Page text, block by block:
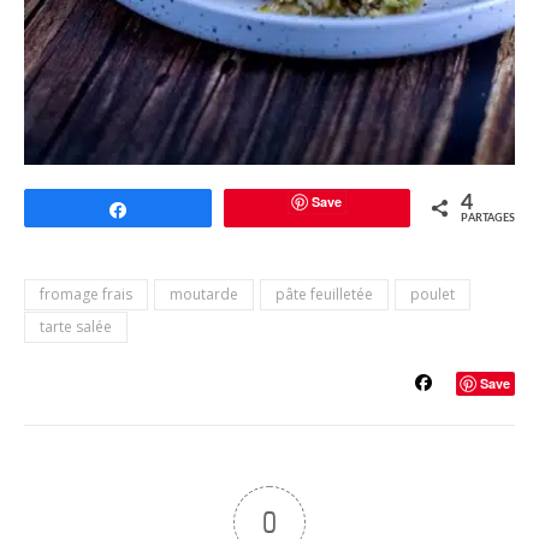
Save 4
PARTAGES
fromage frais moutarde pâte feuilletée
poulet
tarte salée
Save
0